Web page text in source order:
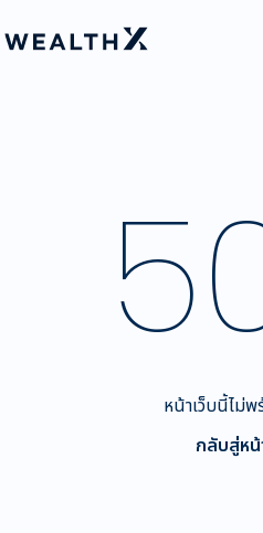
หน้าเว็บนี้ไม่
กลับสู่ห